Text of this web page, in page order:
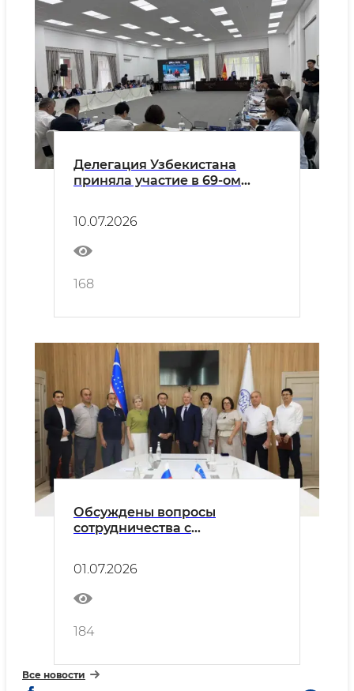
Делегация Узбекистана
приняла участие в 69-ом
по стандартизации,
метрологии и сертификации
(МГС) СНГ
10.07.2026
168
Обсуждены вопросы
сотрудничества с
технического регулирования
01.07.2026
184
Все новости